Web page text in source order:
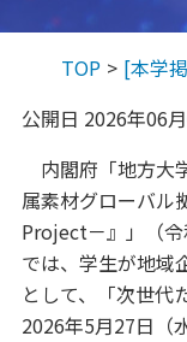
TOP [本学
公開日 2026年06
内閣府「地方大
属素材グローバル
Project－』」（令
では、学生が地域
として、「次世代
2026年5月27日（